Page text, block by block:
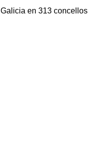
Galicia en 313 concellos